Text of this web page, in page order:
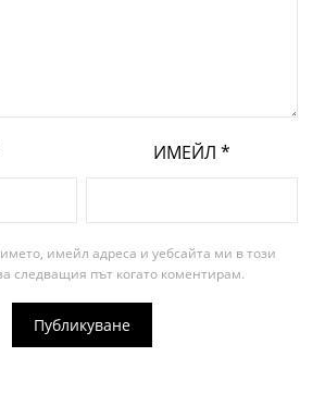
ИМЕЙЛ *
имейл адреса и уебсайта ми в този
следващия път когато коментирам.